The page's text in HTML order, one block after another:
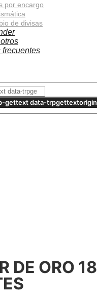
por encargo
de divisas
frecuentes
DE ORO 18